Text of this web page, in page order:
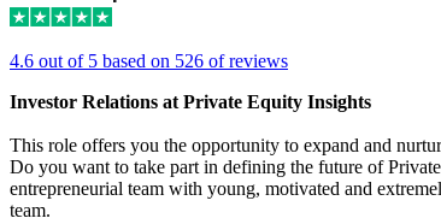
4.6 out of 5 based on 526 of reviews
Investor Relations at Private Equity Insights
This role offers you the opportunity to expand and
Do you want to take part in defining the future of
entrepreneurial team with young, motivated and
team.